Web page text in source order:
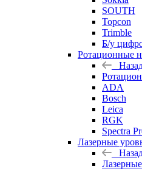
SOUTH
Topcon
Trimble
Б/у
Ротационные
ADA
Bosch
Leica
RGK
Spectra
Лазерные